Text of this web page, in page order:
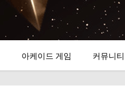
아케이드 게임 커뮤니티